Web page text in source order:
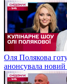
Оля Полякова
анонсувала